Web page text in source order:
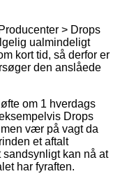
> Drops
ualmindeligt
kort tid, så derfor er
den anslåede
om 1 hverdags
Drops
vær på vagt da
et aftalt
kan nå at
har fyraften.